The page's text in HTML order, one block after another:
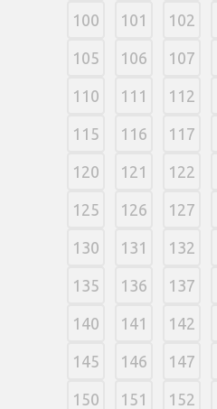
100 101 102
105 106 107
110 111 112
115 116 117
120 121 122
125 126 127
130 131 132
135 136 137
140 141 142
145 146 147
150 151 152